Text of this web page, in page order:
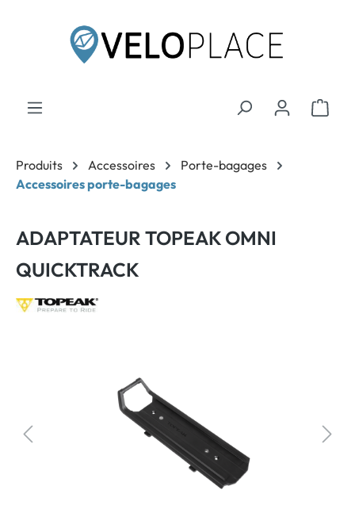
Produits Accessoires
Porte-bagages
Accessoires porte-bagages
ADAPTATEUR TOPEAK OMNI
QUICKTRACK